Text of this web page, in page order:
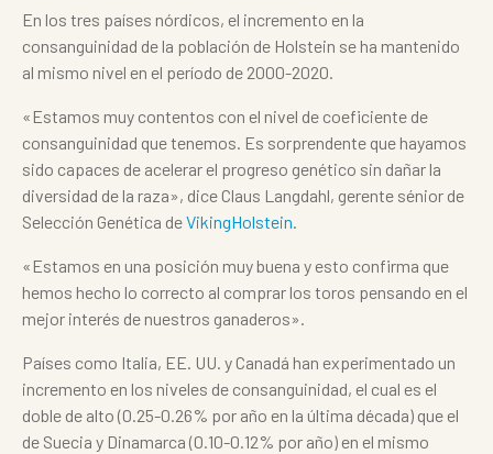
En los tres países nórdicos, el incremento en la
consanguinidad de la población de Holstein se ha mantenido
al mismo nivel en el período de 2000-2020.
«Estamos muy contentos con el nivel de coeficiente de
consanguinidad que tenemos. Es sorprendente que hayamos
sido capaces de acelerar el progreso genético sin dañar la
diversidad de la raza», dice Claus Langdahl, gerente sénior de
Selección Genética deVikingHolstein.
«Estamos en una posición muy buena y esto confirma que
hemos hecho lo correcto al comprar los toros pensando en el
mejor interés de nuestros ganaderos».
Países como Italia, EE. UU. y Canadá han experimentado un
incremento en los niveles de consanguinidad, el cual es el
doble de alto (0.25-0.26% por año en la última década) que el
de Suecia y Dinamarca (0.10-0.12% por año) en el mismo